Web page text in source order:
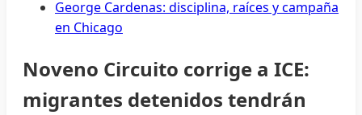
George Cardenas: disciplina, raíces y campaña
en Chicago
Noveno Circuito corrige a ICE:
migrantes detenidos tendrán